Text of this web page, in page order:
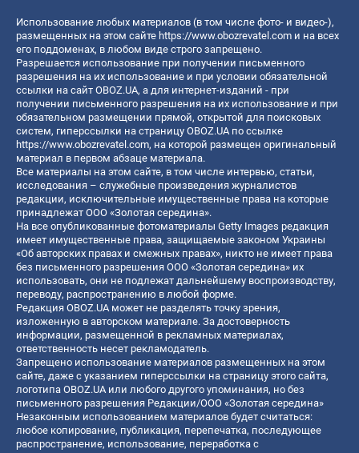
Использование любых материалов (в том числе фото- и видео-),
размещенных на этом сайте https://www.obozrevatel.com и на всех
его поддоменах, в любом виде строго запрещено.
Разрешается использование при получении письменного
разрешения на их использование и при условии обязательной
ссылки на сайт OBOZ.UA, а для интернет-изданий - при
получении письменного разрешения на их использование и при
обязательном размещении прямой, открытой для поисковых
систем, гиперссылки на страницу OBOZ.UA по ссылке
https://www.obozrevatel.com, на которой размещен оригинальный
материал в первом абзаце материала.
Все материалы на этом сайте, в том числе интервью, статьи,
исследования – служебные произведения журналистов
редакции, исключительные имущественные права на которые
принадлежат ООО «Золотая середина».
На все опубликованные фотоматериалы Getty Images редакция
имеет имущественные права, защищаемые законом Украины
«Об авторских правах и смежных правах», никто не имеет права
без письменного разрешения ООО «Золотая середина» их
использовать, они не подлежат дальнейшему воспроизводству,
переводу, распространению в любой форме.
Редакция OBOZ.UA может не разделять точку зрения,
изложенную в авторском материале. За достоверность
информации, размещенной в рекламных материалах,
ответственность несет рекламодатель.
Запрещено использование материалов размещенных на этом
сайте, даже с указанием гиперссылки на страницу этого сайта,
логотипа OBOZ.UA или любого другого упоминания, но без
письменного разрешения Редакции/ООО «Золотая середина»
Незаконным использованием материалов будет считаться:
любое копирование, публикация, перепечатка, последующее
распространение, использование, переработка с